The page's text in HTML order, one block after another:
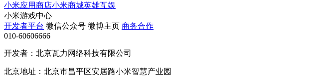
小米应用商店小米商城英雄互娱
小米游戏中心
开发者平台 微信公众号 微博主页 商务合作
010-60606666
开发者：北京瓦力网络科技有限公司
北京地址：北京市昌平区安居路小米智慧产业园